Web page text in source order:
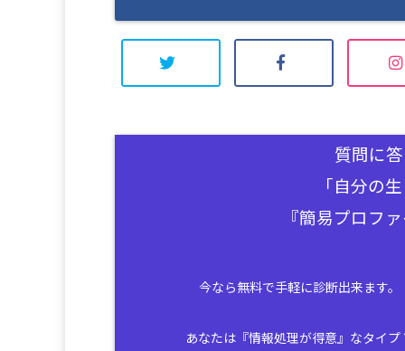
質問に
「自分の
『簡易プロフ
今なら無料で手軽に診断出来ます。
あなたは『情報処理が得意』なタイプ